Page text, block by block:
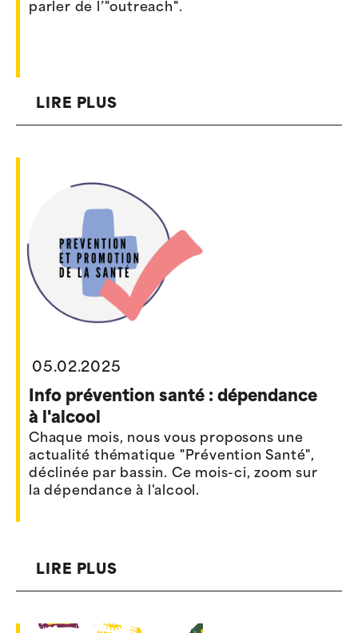
parler de l’"outreach".
LIRE PLUS
05.02.2025
Info prévention santé : dépendance
à l'alcool
Chaque mois, nous vous proposons une
actualité thématique "Prévention Santé",
déclinée par bassin. Ce mois-ci, zoom sur
la dépendance à l'alcool.
LIRE PLUS